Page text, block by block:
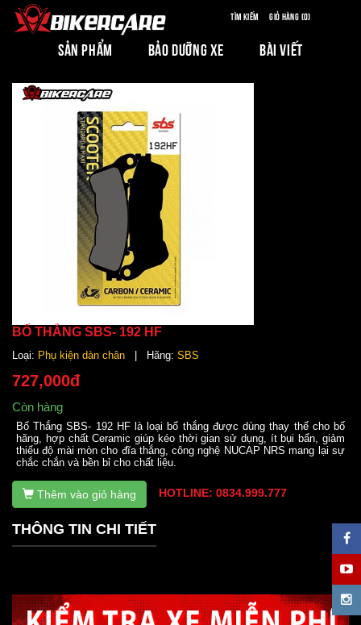
Tìm kiếm Giỏ hàng (0)
SẢN PHẨM BẢO DƯỠNG XE BÀI VIẾT
BỐ THẮNG SBS- 192 HF
Loại: Phụ kiện dàn chân | Hãng: SBS
727,000đ
Còn hàng
Bố Thắng SBS- 192 HF là loại bố thắng được dùng thay thế cho bố
hãng, hợp chất Ceramic giúp kéo thời gian sử dụng, ít bụi bẩn, giảm
thiểu độ mài mòn cho đĩa thắng, công nghệ NUCAP NRS mang lại sự
chắc chắn và bền bỉ cho chất liệu.
Thêm vào giỏ hàng HOTLINE: 0834.999.777
THÔNG TIN CHI TIẾT